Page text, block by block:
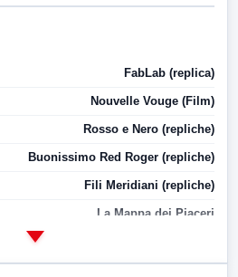
FabLab (replica)
Nouvelle Vouge (Film)
Rosso e Nero (repliche)
Buonissimo Red Roger (repliche)
Fili Meridiani (repliche)
La Mappa dei Piaceri